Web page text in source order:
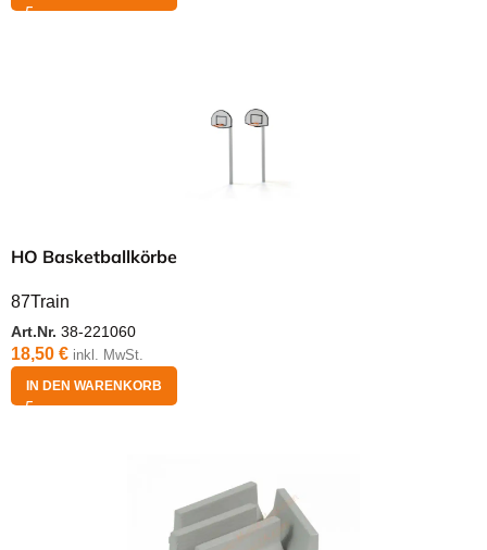
HO Basketballkörbe
87Train
Art.Nr. 38-221060
18,50 € inkl. MwSt.
IN DEN WARENKORB